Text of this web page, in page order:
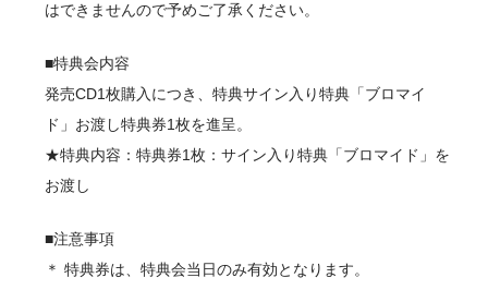
はできませんので予めご了承ください。
■特典会内容
発売CD1枚購入につき、特典サイン入り特典「ブロマイ
ド」お渡し特典券1枚を進呈。
★特典内容：特典券1枚：サイン入り特典「ブロマイド」を
お渡し
■注意事項
＊ 特典券は、特典会当日のみ有効となります。